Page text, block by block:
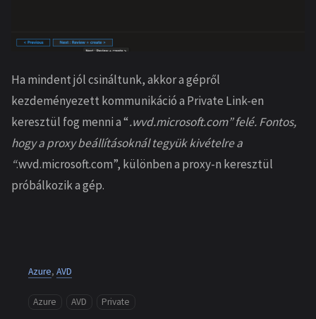
Ha mindent jól csináltunk, akkor a gépről
kezdeményezett kommunikáció a Private Link-en
keresztül fog menni a “.wvd.microsoft.com” felé. Fontos,
hogy a proxy beállításoknál tegyük kivételre a
“.wvd.microsoft.com”, különben a proxy-n keresztül
próbálkozik a gép.
Azure, AVD
Azure AVD Private